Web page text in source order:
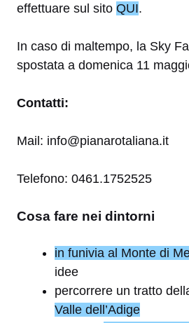
effettuare sul sito QUI.
In caso di maltempo, la Sky
spostata a domenica 11
Contatti:
Mail: info@pianarotaliana.it
Telefono: 0461.1752525
Cosa fare nei dintorni
in funivia al Monte di
idee
percorrere un tratto
Valle dell’Adige